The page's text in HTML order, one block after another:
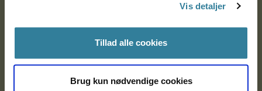
Vis detaljer
Tillad alle cookies
Brug kun nødvendige cookies
Ankestyrelsen København